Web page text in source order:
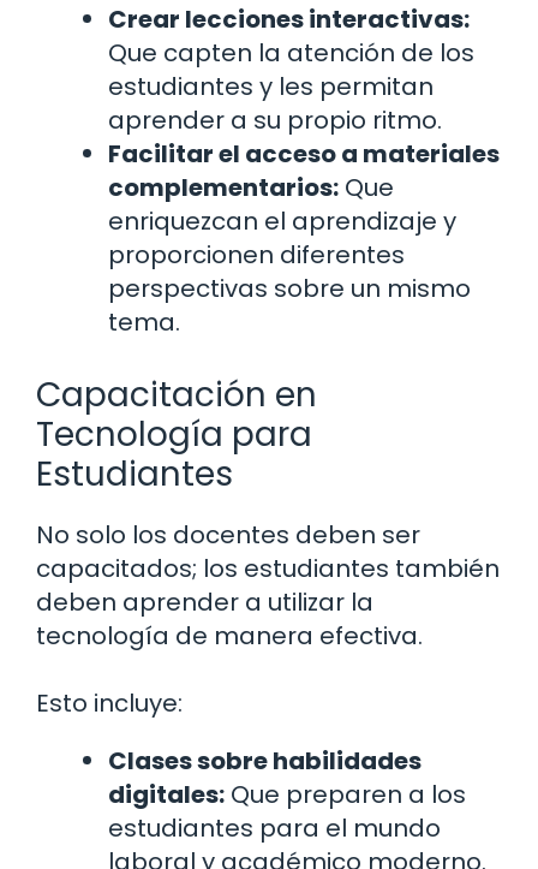
Crear lecciones interactivas:
Que capten la atención de los
estudiantes y les permitan
aprender a su propio ritmo.
Facilitar el acceso a materiales
complementarios: Que
enriquezcan el aprendizaje y
proporcionen diferentes
perspectivas sobre un mismo
tema.
Capacitación en
Tecnología para
Estudiantes
No solo los docentes deben ser
capacitados; los estudiantes también
deben aprender a utilizar la
tecnología de manera efectiva.
Esto incluye:
Clases sobre habilidades
digitales: Que preparen a los
estudiantes para el mundo
laboral y académico moderno.